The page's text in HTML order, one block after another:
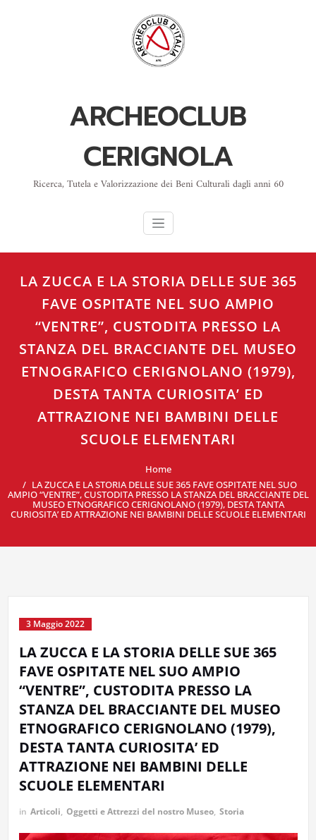
ARCHEOCLUB
CERIGNOLA
Ricerca, Tutela e Valorizzazione dei Beni Culturali dagli anni 60
LA ZUCCA E LA STORIA DELLE SUE 365
FAVE OSPITATE NEL SUO AMPIO
“VENTRE”, CUSTODITA PRESSO LA
STANZA DEL BRACCIANTE DEL MUSEO
ETNOGRAFICO CERIGNOLANO (1979),
DESTA TANTA CURIOSITA’ ED
ATTRAZIONE NEI BAMBINI DELLE
SCUOLE ELEMENTARI
Home
LA ZUCCA E LA STORIA DELLE SUE 365 FAVE OSPITATE NEL SUO
AMPIO “VENTRE”, CUSTODITA PRESSO LA STANZA DEL BRACCIANTE DEL
MUSEO ETNOGRAFICO CERIGNOLANO (1979), DESTA TANTA
CURIOSITA’ ED ATTRAZIONE NEI BAMBINI DELLE SCUOLE ELEMENTARI
3 Maggio 2022
LA ZUCCA E LA STORIA DELLE SUE 365
FAVE OSPITATE NEL SUO AMPIO
“VENTRE”, CUSTODITA PRESSO LA
STANZA DEL BRACCIANTE DEL MUSEO
ETNOGRAFICO CERIGNOLANO (1979),
DESTA TANTA CURIOSITA’ ED
ATTRAZIONE NEI BAMBINI DELLE
SCUOLE ELEMENTARI
in Articoli, Oggetti e Attrezzi del nostro Museo, Storia